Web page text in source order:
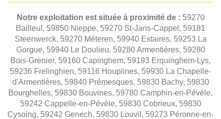
Notre exploitation est située à proximité de : 59270
Bailleul, 59850 Nieppe, 59270 St-Jans-Cappel, 59181
Steenwerck, 59270 Méteren, 59940 Estaires, 59253 La
Gorgue, 59940 Le Doulieu, 59280 Armentières, 59280
Bois-Grenier, 59160 Capinghem, 59193 Erquinghem-Lys,
59236 Frelinghien, 59116 Houplines, 59930 La Chapelle-
d'Armentières, 59840 Prémesques, 59830 Bachy, 59830
Bourghelles, 59830 Bouvines, 59780 Camphin-en-Pévèle,
59242 Cappelle-en-Pévèle, 59830 Cobrieux, 59830
Cysoing, 59242 Genech, 59830 Louvil, 59273 Péronne-en-